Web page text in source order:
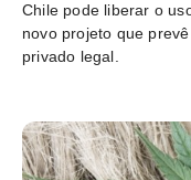
Chile pode liberar o
novo projeto que
privado legal.